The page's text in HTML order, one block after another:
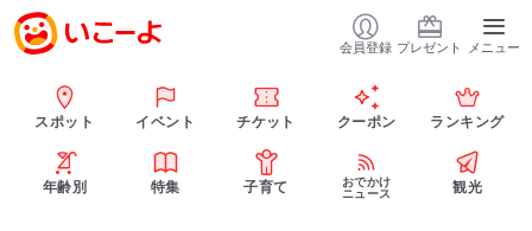
会員登録 プレゼント メニュー
スポット イベント チケット クーポン ランキング
年齢別 特集 子育て
おでかけ
ニュース
観光